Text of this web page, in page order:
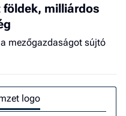
földek, milliárdos
mezőgazdaságot sújtó